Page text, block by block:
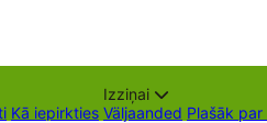
Kā iepirkties
Izziņai
Väljaanded Plašāk